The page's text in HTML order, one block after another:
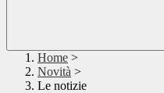
Home >
Novità >
Le notizie